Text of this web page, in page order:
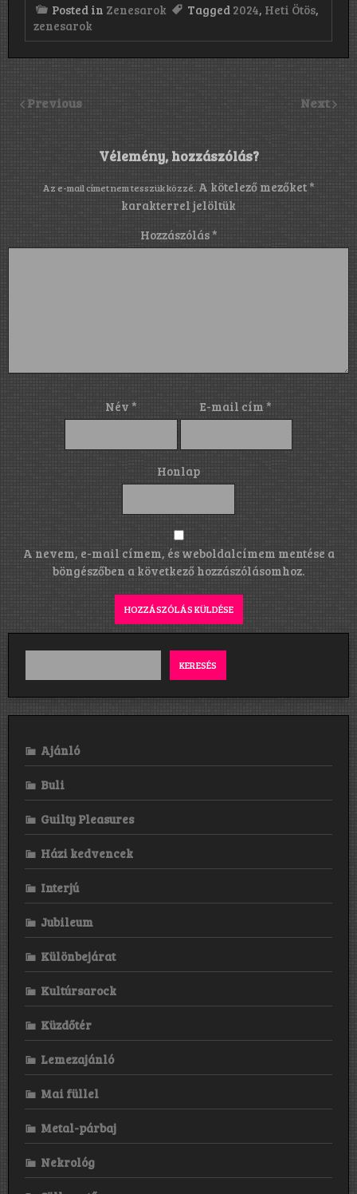
Posted in Zenesarok Tagged 2024, Heti Ötös,
zenesarok
Previous Next
Vélemény, hozzászólás?
Az e-mail címet nem tesszük közzé. A kötelező mezőket *
karakterrel jelöltük
Hozzászólás*
Név * E-mail cím*
Honlap
A nevem, e-mail címem, és weboldalcímem mentése a
böngészőben a következő hozzászólásomhoz.
KERESÉS
Ajánló
Buli
Guilty Pleasures
Házi kedvencek
Interjú
Jubileum
Különbejárat
Kultúrsarock
Küzdőtér
Lemezajánló
Mai füllel
Metal-párbaj
Nekrológ